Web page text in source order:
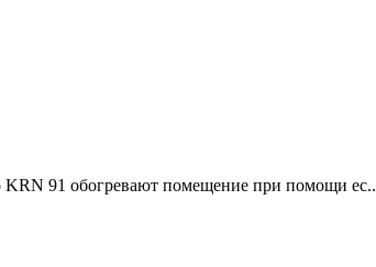
KRN 91 обогревают помещение при помощи ес..